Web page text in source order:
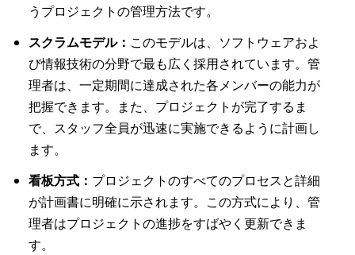
うプロジェクトの管理方法です。
スクラムモデル： このモデルは、ソフトウェアおよ
び情報技術の分野で最も広く採用されています。管
理者は、一定期間に達成された各メンバーの能力が
把握できます。また、プロジェクトが完了するま
で、スタッフ全員が迅速に実施できるように計画し
ます。
看板方式： プロジェクトのすべてのプロセスと詳細
が計画書に明確に示されます。この方式により、管
理者はプロジェクトの進捗をすばやく更新できま
す。